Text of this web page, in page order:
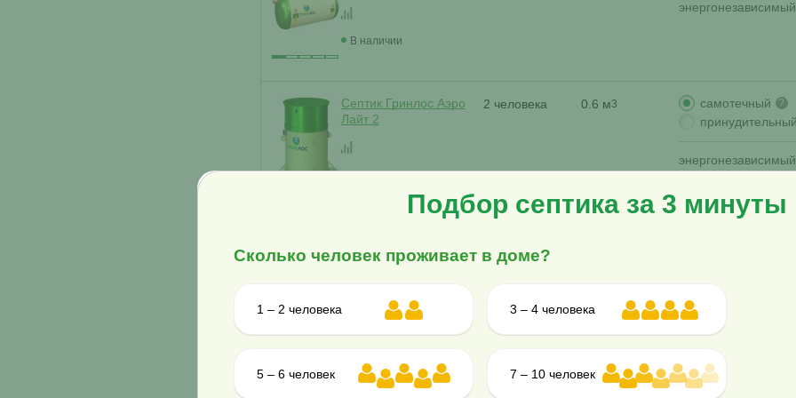
В наличии
энергонезависимый
Септик Гринлос Аэро
Лайт 2
В наличии
2 человека 0.6 м3 самотечный ?
принудительный
энергонезависимый
Лайт 2 НК
В наличии
Септик Гринлос Эко 8 8 человек 1.4 м3 самотечный
Подбор септика за 3 минуты
Сколько человек проживает в доме?
1 – 2 человека 3 – 4 человека
5 – 6 человек 7 – 10 человек